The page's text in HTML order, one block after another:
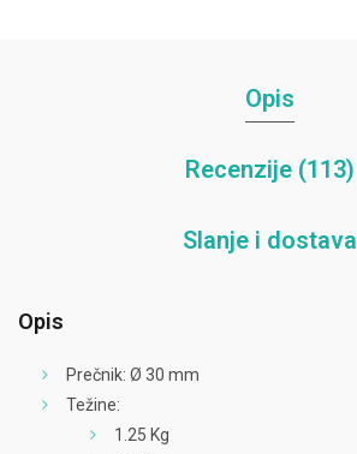
Opis
Recenzije (113)
Slanje i dostava
Opis
Prečnik: Ø 30 mm
Težine:
1.25 Kg